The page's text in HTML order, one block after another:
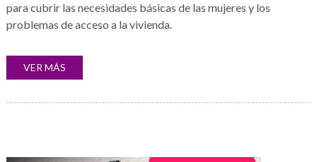
para cubrir las necesidades básicas de las mujeres y los
problemas de acceso a la vivienda.
VER MÁS